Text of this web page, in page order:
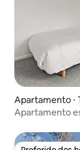
Apartamento ⋅
Apartamento